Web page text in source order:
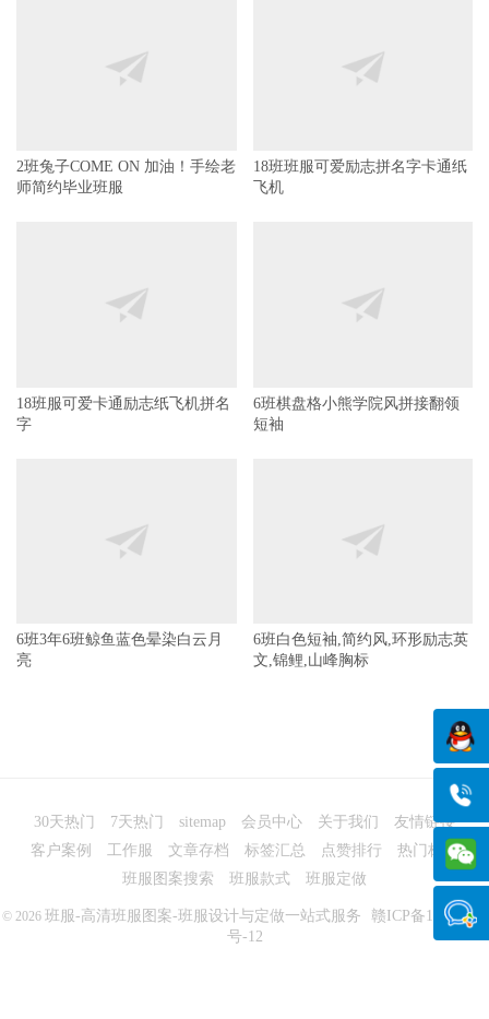
18班班服可爱励志拼名字卡通纸
飞机
18班服可爱卡通励志纸飞机拼名
字
6班棋盘格小熊学院风拼接翻领
短袖
6班3年6班鲸鱼蓝色晕染白云月
亮
6班白色短袖,简约风,环形励志英
文,锦鲤,山峰胸标
30天热门 7天热门 sitemap 会员中心 关于我们
友情链接
客户案例
工作服 文章存档 标签汇总 点赞排行
热门标签
班服图案搜索
班服款式 班服定做
© 2026 班服-高清班服图案-班服设计与定做一站式服务
赣ICP备14008563
号-12